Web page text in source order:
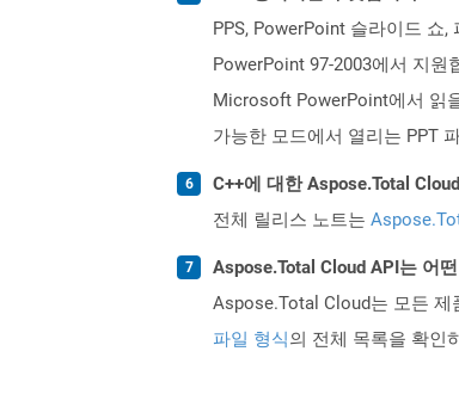
PPS, PowerPoint 슬라이드
PowerPoint 97-2003에서 지원
Microsoft PowerPoint에서 읽
가능한 모드에서 열리는 PPT
C++에 대한 Aspose.Total
전체 릴리스 노트는
Aspose.Total Cloud API는 어
Aspose.Total Cloud는 모든 제
파일 형식의 전체 목록을 확인